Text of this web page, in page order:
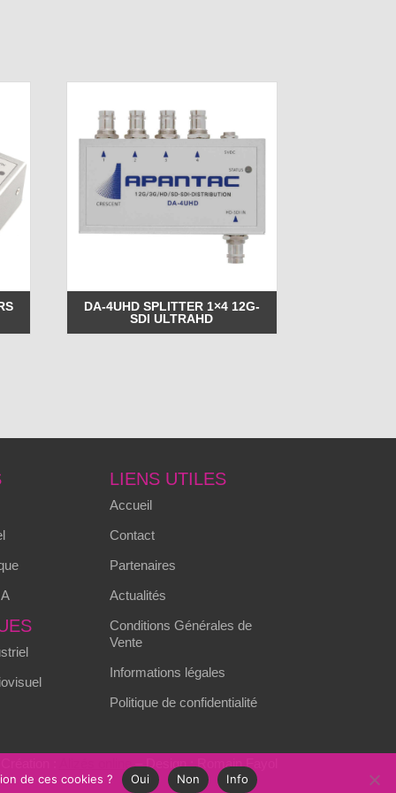
DA-4UHD SPLITTER 1×4 12G-
SDI ULTRAHD
LIENS UTILES
Accueil
Contact
Partenaires
Actualités
Conditions Générales de
Vente
Informations légales
Politique de confidentialité
Alizés online– Design : Romain Fayol
de ces cookies ? Oui Non Info